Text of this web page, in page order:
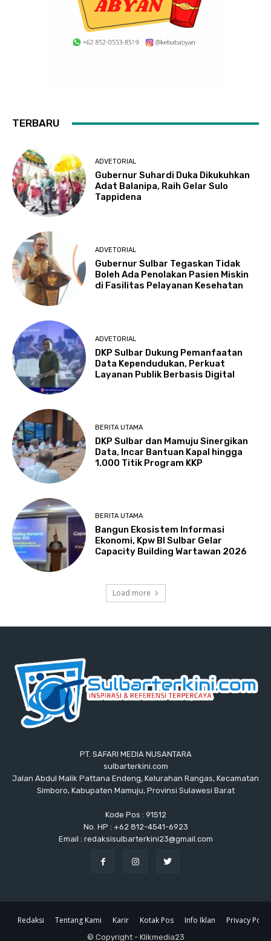
TERBARU
ADVETORIAL
Gubernur Suhardi Duka Dikukuhkan
Adat Balanipa, Raih Gelar Sulo
Tappidena
ADVETORIAL
Gubernur Sulbar Tegaskan Tidak
Boleh Ada Penolakan Pasien Miskin
di Fasilitas Pelayanan Kesehatan
ADVETORIAL
DKP Sulbar Dukung Pemanfaatan
Data Kependudukan, Perkuat
Layanan Publik Berbasis Digital
BERITA UTAMA
DKP Sulbar dan Mamuju Sinergikan
Data, Incar Bantuan Kapal hingga
1.000 Titik Program KKP
BERITA UTAMA
Bangun Ekosistem Informasi
Ekonomi, Kpw BI Sulbar Gelar
Capacity Building Wartawan 2026
Load more
PT. SAFARI MEDIA NUSANTARA
sulbarterkini.com
Jalan Abdul Malik Pattana Endeng, Kelurahan Rangas, Kecamatan
Simboro, Kabupaten Mamuju, Provinsi Sulawesi Barat
Kode Pos : 91512
No. HP : +62 812-4541-6923
Email : redaksisulbarterkini23@gmail.com
Redaksi Tentang Kami Karir Kotak Pos Info Iklan Privacy
© Copyright - Klikmedia23